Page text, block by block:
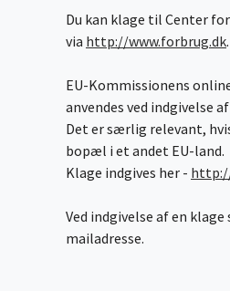
Du kan klage til Center
via http://www.forbrug.dk.
EU-Kommissionens
anvendes ved indgivelse
Det er særlig relevant,
bopæl i et andet EU-land.
Klage indgives her -
Ved indgivelse af en klage
mailadresse.